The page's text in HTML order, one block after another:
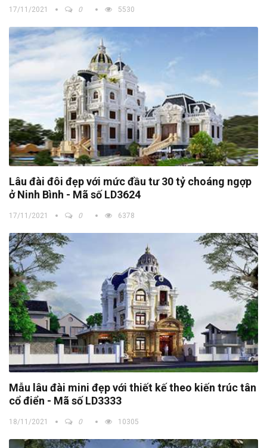
17/11/2021 0 5530
Lâu đài đôi đẹp với mức đầu tư 30 tỷ choáng ngợp
ở Ninh Bình - Mã số LD3624
17/11/2021 0 6378
Mẫu lâu đài mini đẹp với thiết kế theo kiến trúc tân
cổ điển - Mã số LD3333
18/11/2021 0 10305